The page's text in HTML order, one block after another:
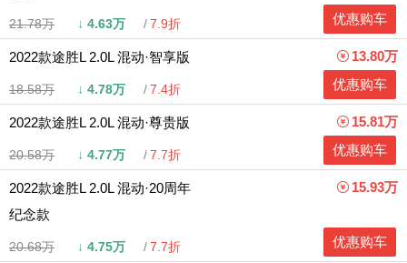
21.78万 ↓ 4.63万 7.9折 优惠购车
2022款途胜L 2.0L 混动·智享版
18.58万 ↓ 4.78万 7.4折
13.80万
优惠购车
2022款途胜L 2.0L 混动·尊贵版
20.58万 ↓ 4.77万 7.7折
15.81万
优惠购车
2022款途胜L 2.0L 混动·20周年
纪念款
20.68万 ↓ 4.75万 7.7折
15.93万
优惠购车